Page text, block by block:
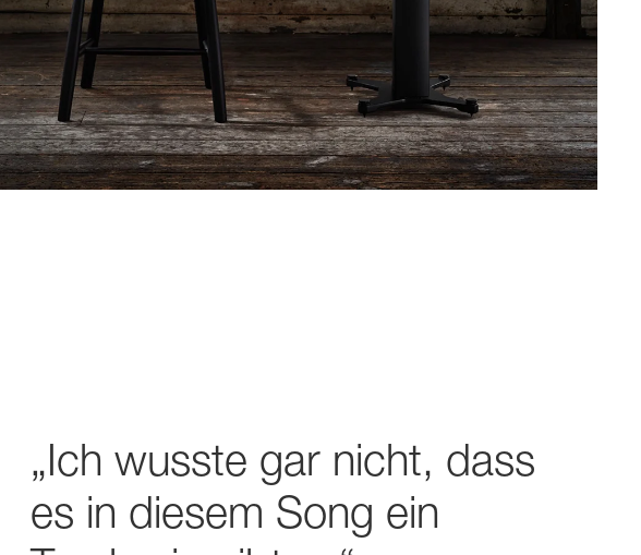
„Ich wusste gar nicht, dass
es in diesem Song ein